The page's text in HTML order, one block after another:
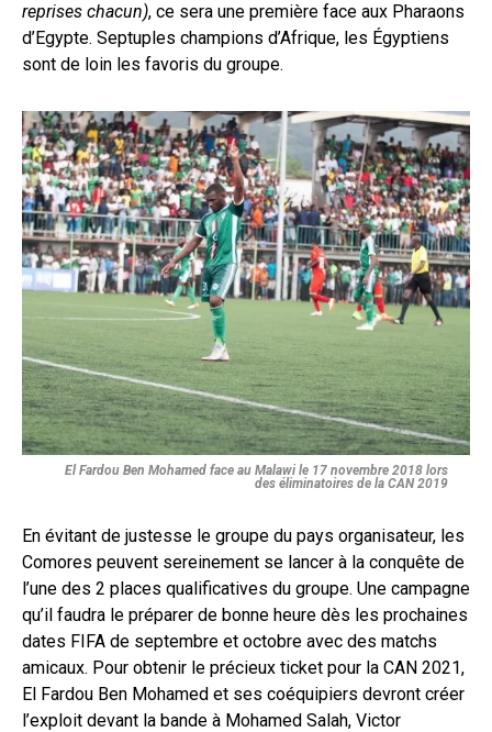
reprises chacun), ce sera une première face aux Pharaons
d’Egypte. Septuples champions d’Afrique, les Égyptiens
sont de loin les favoris du groupe.
El Fardou Ben Mohamed face au Malawi le 17 novembre 2018 lors
des éliminatoires de la CAN 2019
En évitant de justesse le groupe du pays organisateur, les
Comores peuvent sereinement se lancer à la conquête de
l’une des 2 places qualificatives du groupe. Une campagne
qu’il faudra le préparer de bonne heure dès les prochaines
dates FIFA de septembre et octobre avec des matchs
amicaux. Pour obtenir le précieux ticket pour la CAN 2021,
El Fardou Ben Mohamed et ses coéquipiers devront créer
l’exploit devant la bande à Mohamed Salah, Victor